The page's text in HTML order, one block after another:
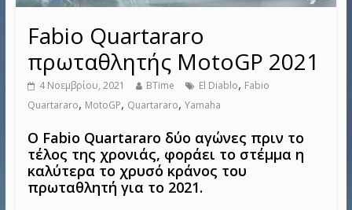
Fabio Quartararo
πρωταθλητής MotoGP 2021
4 Νοεμβρίου, 2021 BTime El Diablo, Fabio
Quartararo, MotoGP, Quartararo, Yamaha
O Fabio Quartararo δύο αγώνες πριν το
τέλος της χρονιάς, φοράει το στέμμα η
καλύτερα το χρυσό κράνος του
πρωταθλητή για το 2021.